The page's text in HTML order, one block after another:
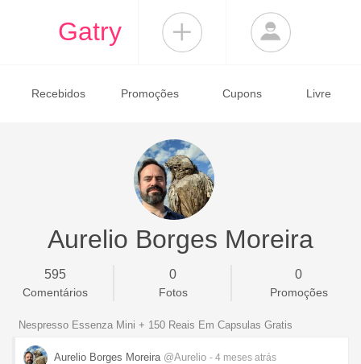
Gatry
Recebidos Promoções Cupons Livre
Aurelio Borges Moreira
595
Comentários
0
Fotos
0
Promoções
Nespresso Essenza Mini + 150 Reais Em Capsulas Gratis
Aurelio Borges Moreira @Aurelio - 4 meses atrás